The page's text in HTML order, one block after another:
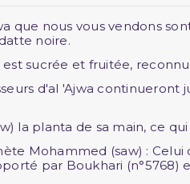
que nous vous vendons
noire.
est sucrée et fruitée,
d'al 'Ajwa continueront
la planta de sa main, ce
Mohammed (saw) : Celui
par Boukhari (n°5768)